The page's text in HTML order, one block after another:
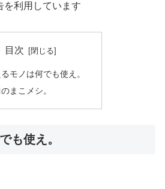
利用しています
目次
モノは何でも使え。
まこメシ。
も使え。